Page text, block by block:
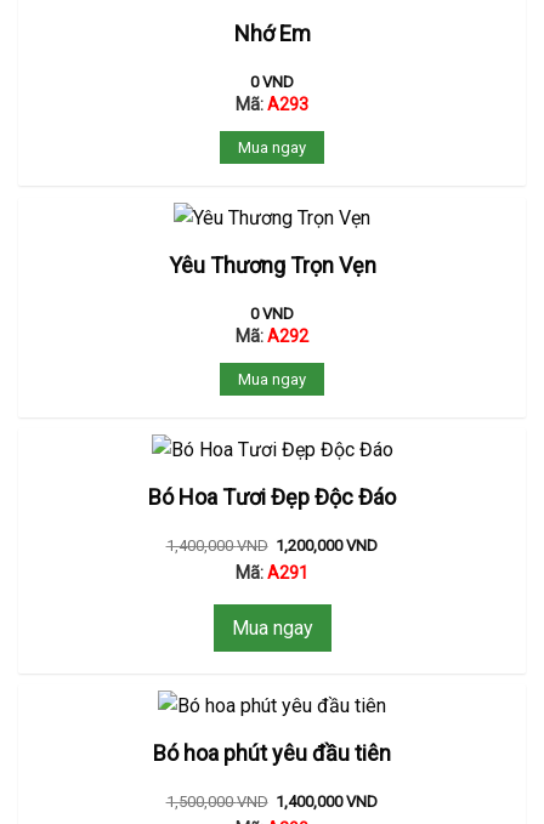
Nhớ Em
0VND
Mã:A293
Mua ngay
Yêu Thương Trọn Vẹn
0VND
Mã:A292
Mua ngay
Bó Hoa Tươi Đẹp Độc Đáo
1,400,000VND 1,200,000VND
Mã:A291
Mua ngay
Bó hoa phút yêu đầu tiên
1,500,000VND 1,400,000VND